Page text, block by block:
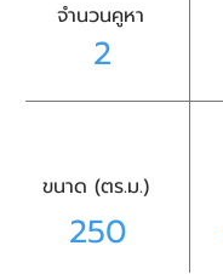
จำนวนคูหา
2
ขนาด (ตร.ม.)
250